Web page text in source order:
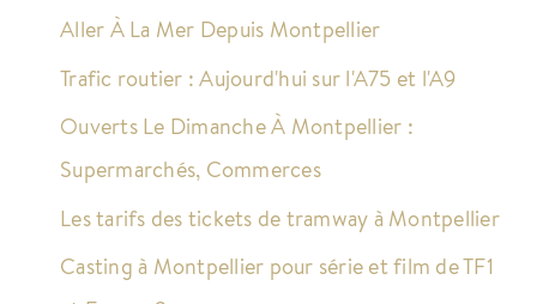
Aller À La Mer Depuis Montpellier
Trafic routier : Aujourd'hui sur l'A75 et l'A9
Ouverts Le Dimanche À Montpellier :
Supermarchés, Commerces
Les tarifs des tickets de tramway à Montpellier
Casting à Montpellier pour série et film de TF1